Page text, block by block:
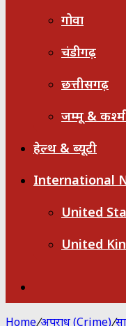
गोवा
चंडीगढ़
छत्तीसगढ़
जम्मू &
हेल्थ & ब्यूटी
International
United
United
for
Home/अपराध (Crime)/